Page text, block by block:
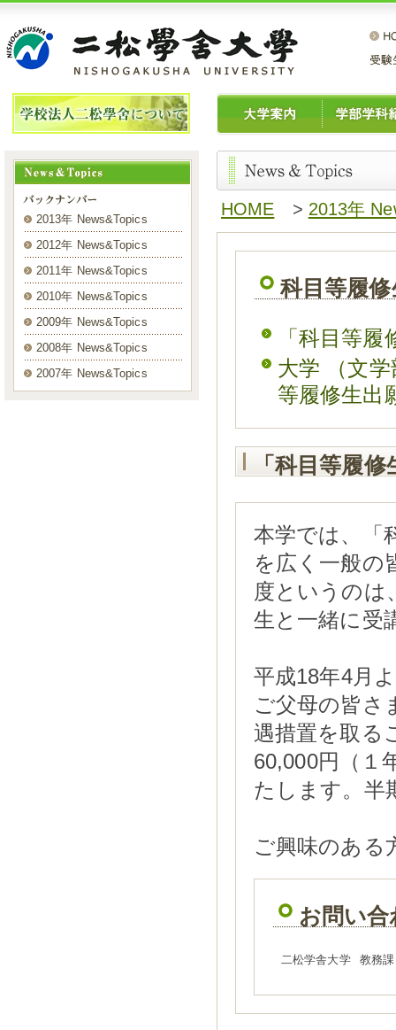
2013年 News&Topics
2012年 News&Topics
2011年 News&Topics
2010年 News&Topics
2009年 News&Topics
2008年 News&Topics
2007年 News&Topics
HOME > 2013年
科目等履
「科目等
大学 （文
等履修生
「科目等履
本学では、「
を広く一般の
度というのは
生と一緒に受
平成18年4月
ご父母の皆さ
遇措置を取る
60,000円（１
たします。半
ご興味のある
お問い
二松学舎大学 教務課